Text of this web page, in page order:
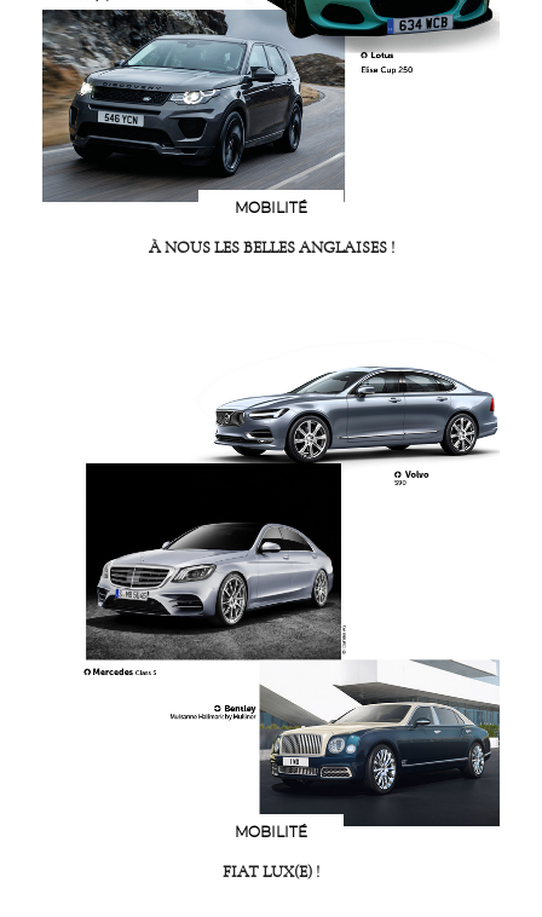
MOBILITÉ
À NOUS LES BELLES ANGLAISES !
MOBILITÉ
FIAT LUX(E) !